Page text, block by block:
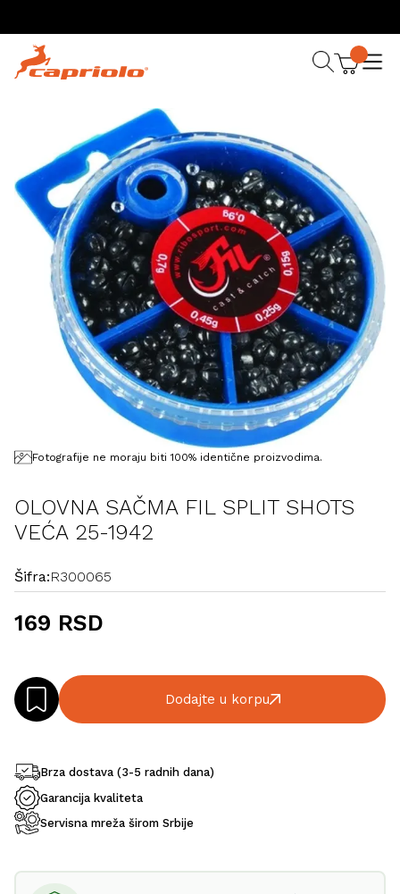
Fotografije ne moraju biti 100% identične proizvodima.
OLOVNA SAČMA FIL SPLIT SHOTS
VEĆA 25-1942
Šifra:R300065
169 RSD
Dodajte u korpu
Brza dostava (3-5 radnih dana)
Garancija kvaliteta
Servisna mreža širom Srbije